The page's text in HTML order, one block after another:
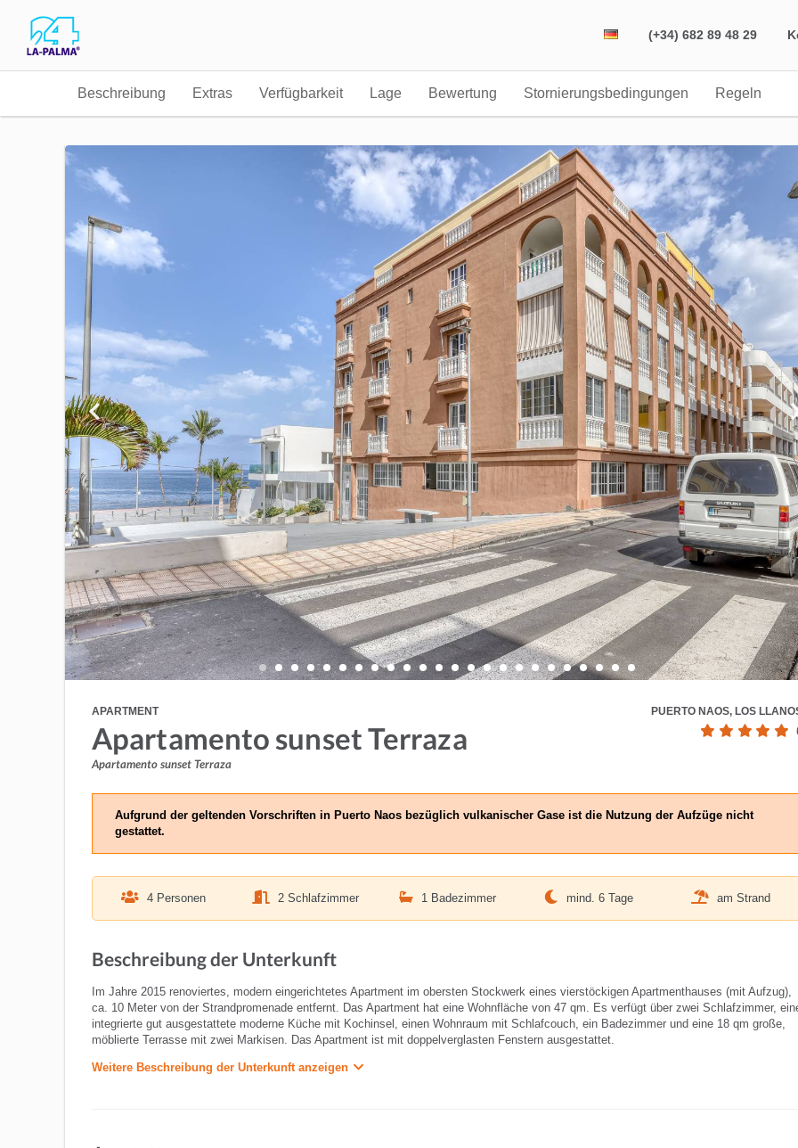
(+34) 682 89 48 29
Beschreibung Extras Verfügbarkeit Lage Bewertung Stornierungsbedingungen Regeln
APARTMENT PUERTO NAOS, LOS
Apartamento sunset Terraza
Apartamento sunset Terraza
Aufgrund der geltenden Vorschriften in Puerto Naos bezüglich vulkanischer Gase ist die Nutzung der Aufzüge nicht
gestattet.
4 Personen 2 Schlafzimmer 1 Badezimmer mind. 6 Tage am Strand
Beschreibung der Unterkunft
Im Jahre 2015 renoviertes, modern eingerichtetes Apartment im obersten Stockwerk eines vierstöckigen Apartmenthauses (mit Aufzug),
ca. 10 Meter von der Strandpromenade entfernt. Das Apartment hat eine Wohnfläche von 47 qm. Es verfügt über zwei Schlafzimmer,
integrierte gut ausgestattete moderne Küche mit Kochinsel, einen Wohnraum mit Schlafcouch, ein Badezimmer und eine 18 qm große,
möblierte Terrasse mit zwei Markisen. Das Apartment ist mit doppelverglasten Fenstern ausgestattet.
Weitere Beschreibung der Unterkunft anzeigen